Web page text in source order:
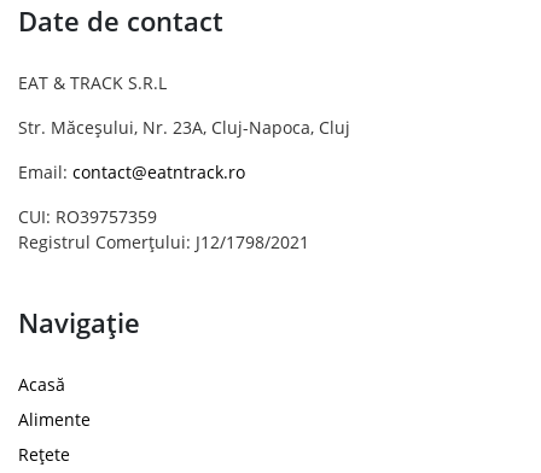
Date de contact
EAT & TRACK S.R.L
Str. Măceșului, Nr. 23A, Cluj-Napoca, Cluj
Email: contact@eatntrack.ro
CUI: RO39757359
Registrul Comerțului: J12/1798/2021
Navigație
Acasă
Alimente
Rețete